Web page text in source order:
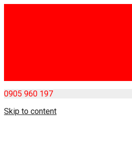
0905 960 197
Skip to content